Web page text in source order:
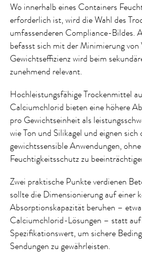
Wo innerhalb eines Containers
erforderlich ist, wird die Wahl des
umfassenderen Compliance-Bildes.
befasst sich mit der Minimierung von
Gewichtseffizienz wird beim
zunehmend relevant.
Hochleistungsfähige Trockenmittel
Calciumchlorid bieten eine höhere
pro Gewichtseinheit als
wie Ton und Silikagel und eignen
gewichtssensible Anwendungen,
Feuchtigkeitsschutz zu
Zwei praktische Punkte verdienen
sollte die Dimensionierung auf einer
Absorptionskapazität beruhen –
Calciumchlorid-Lösungen – statt
Spezifikationswert, um sichere
Sendungen zu gewährleisten.